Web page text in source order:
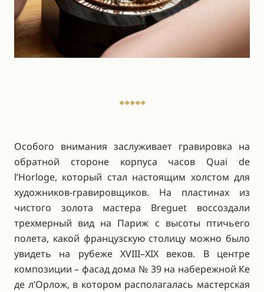
Особого внимания заслуживает гравировка на
обратной стороне корпуса часов Quai de
l’Horloge, который стал настоящим холстом для
художников-гравировщиков. На пластинах из
чистого золота мастера Breguet воссоздали
трехмерный вид на Париж с высоты птичьего
полета, какой французскую столицу можно было
увидеть на рубеже XVIII–XIX веков. В центре
композиции – фасад дома № 39 на набережной Ке
де л’Орлож, в котором располагалась мастерская